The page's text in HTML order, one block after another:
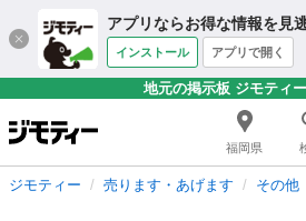
アプリならお得な情報を見
インストール アプリで開く
地元の掲示板 ジモティ
福岡県
ジモティー 売ります・あげます その他